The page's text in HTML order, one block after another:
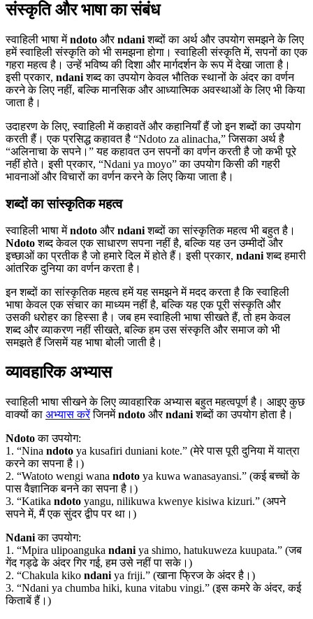
संस्कृति और भाषा का संबंध
स्वाहिली भाषा मेंndoto औरndaniशब्दों का अर्थ और उपयोग समझने के लिए
हमें स्वाहिली संस्कृति को भी समझना होगा। स्वाहिली संस्कृति में, सपनों का एक
गहरा महत्व है। उन्हें भविष्य की दिशा और मार्गदर्शन के रूप में देखा जाता है।
इसी प्रकार, ndaniशब्द का उपयोग केवल भौतिक स्थानों के अंदर का वर्णन
करने के लिए नहीं, बल्कि मानसिक और आध्यात्मिक अवस्थाओं के लिए भी किया
जाता है।
उदाहरण के लिए, स्वाहिली में कहावतें और कहानियाँ हैं जो इन शब्दों का उपयोग
करती हैं। एक प्रसिद्ध कहावत है “Ndoto za alinacha,” जिसका अर्थ है
“अलिनाचा के सपने।” यह कहावत उन सपनों का वर्णन करती है जो कभी पूरे
नहीं होते। इसी प्रकार, “Ndani ya moyo” का उपयोग किसी की गहरी
भावनाओं और विचारों का वर्णन करने के लिए किया जाता है।
शब्दों का सांस्कृतिक महत्व
स्वाहिली भाषा मेंndoto औरndaniशब्दों का सांस्कृतिक महत्व भी बहुत है।
Ndotoशब्द केवल एक साधारण सपना नहीं है, बल्कि यह उन उम्मीदों और
इच्छाओं का प्रतीक है जो हमारे दिल में होते हैं। इसी प्रकार, ndaniशब्द हमारी
आंतरिक दुनिया का वर्णन करता है।
इन शब्दों का सांस्कृतिक महत्व हमें यह समझने में मदद करता है कि स्वाहिली
भाषा केवल एक संचार का माध्यम नहीं है, बल्कि यह एक पूरी संस्कृति और
उसकी धरोहर का हिस्सा है। जब हम स्वाहिली भाषा सीखते हैं, तो हम केवल
शब्द और व्याकरण नहीं सीखते, बल्कि हम उस संस्कृति और समाज को भी
समझते हैं जिसमें यह भाषा बोली जाती है।
व्यावहारिक अभ्यास
स्वाहिली भाषा सीखने के लिए व्यावहारिक अभ्यास बहुत महत्वपूर्ण है। आइए कुछ
वाक्यों का अभ्यास करेंजिनमेंndoto औरndaniशब्दों का उपयोग होता है।
Ndotoका उपयोग:
1. “Nina ndoto ya kusafiri duniani kote.” (मेरे पास पूरी दुनिया में यात्रा
करने का सपना है।)
2. “Watoto wengi wana ndoto ya kuwa wanasayansi.” (कई बच्चों के
पास वैज्ञानिक बनने का सपना है।)
3. “Katika ndoto yangu, nilikuwa kwenye kisiwa kizuri.” (अपने
सपने में, मैं एक सुंदर द्वीप पर था।)
Ndaniका उपयोग:
1. “Mpira ulipoanguka ndani ya shimo, hatukuweza kuupata.” (जब
गेंद गड्ढे के अंदर गिर गई, हम उसे नहीं पा सके।)
2. “Chakula kiko ndani ya friji.” (खाना फ्रिज के अंदर है।)
3. “Ndani ya chumba hiki, kuna vitabu vingi.” (इस कमरे के अंदर, कई
किताबें हैं।)